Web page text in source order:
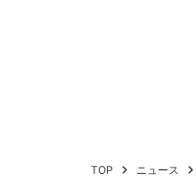
TOP ニュース